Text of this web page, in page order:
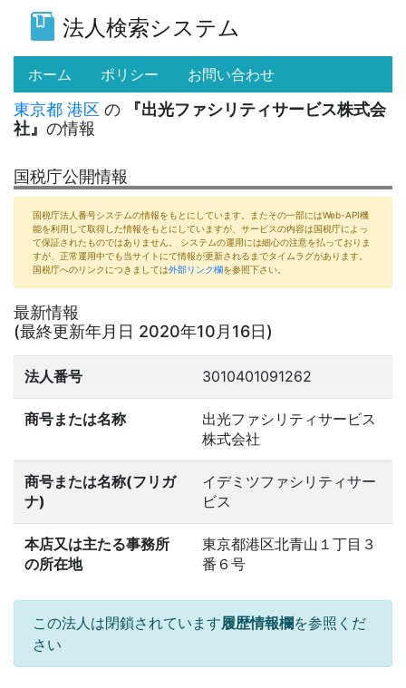
法人検索システム
ホーム (current)
ポリシー お問い合わせ
東京都 港区 の
『出光ファシリティサービス株式会
社』 の情報
国税庁公開情報
国税庁法人番号システムの情報をもとにしています。またその一部にはWeb-API機
能を利用して取得した情報をもとにしていますが、サービスの内容は国税庁によっ
て保証されたものではありません。 システムの運用には細心の注意を払っておりま
すが、正常運用中でも当サイトにて情報が更新されるまでタイムラグがあります。
国税庁へのリンクにつきましては外部リンク欄を参照下さい。
最新情報
(最終更新年月日 2020年10月16日)
法人番号 3010401091262
商号または名称
出光ファシリティサービス
株式会社
商号または名称(フリガ
ナ)
イデミツファシリティサー
ビス
本店又は主たる事務所
の所在地
東京都港区北青山１丁目３
番６号
この法人は閉鎖されています履歴情報欄を参照くだ
さい